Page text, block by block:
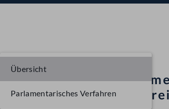
Übersicht
Parlamentarisches Verfahren